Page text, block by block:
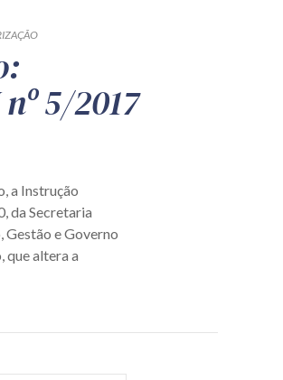
5/2017
a Instrução
da Secretaria
Gestão e Governo
que altera a